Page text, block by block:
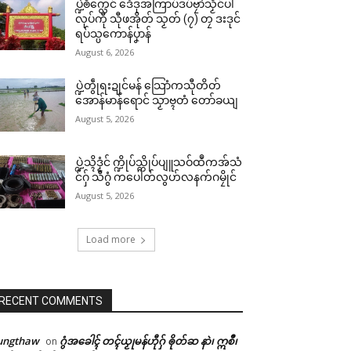
ပ္ဍဲၜဳက္လေင် ဒေံဒုအကြာပ်ဒပ်ဗၠာဲသၟိင်ပါ
လုပ်ကီု သီုဖအိုတ် သၟတ် (၇) တၠ ဒးဒုင်
ရပ်သ္ပကောန်ပၞာန်
August 6, 2026
ပ္ဍဲတွဵုရးဍုင်မန် သြောံကသီုတိတ်
အောန်မာန်ရောင် သၟာဗ္ၚတံ တော်ခယျ
August 5, 2026
ပ္ဍဲသ္ၚိဒၟံင် က္ဍိုပ်သ္ကိုပ်ပျူသဝ်ထဳကအ်သံ
င်ဂှ် သီဂွံ ကပေါတ်လွဟ်လနက်ဂမၠိုင်
August 5, 2026
Load more
COMMENTS
on ဂွံအခေါၚ် တၚ်ယၟုမန်ဟီုဂှ် ၜိုတ်ဆ နာဲ၊ ဣစဳ၊